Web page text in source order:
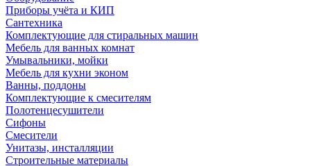
Приборы учёта и КИП
Сантехника
Комплектующие для стиральных машин
Мебель для ванных комнат
Умывальники, мойки
Мебель для кухни эконом
Ванны, поддоны
Комплектующие к смесителям
Полотенцесушители
Сифоны
Смесители
Унитазы, инсталляции
Строительные материалы